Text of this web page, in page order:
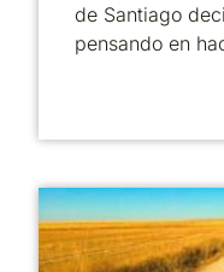
de Santiago
pensando en